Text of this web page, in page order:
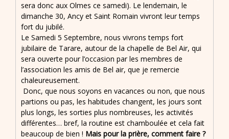
sera donc aux Olmes ce samedi). Le lendemain, le
dimanche 30, Ancy et Saint Romain vivront leur temps
fort du jubilé.
Le Samedi 5 Septembre, nous vivrons temps fort
jubilaire de Tarare, autour de la chapelle de Bel Air, qui
sera ouverte pour l’occasion par les membres de
l’association les amis de Bel air, que je remercie
chaleureusement.
Donc, que nous soyons en vacances ou non, que nous
partions ou pas, les habitudes changent, les jours sont
plus longs, les sorties plus nombreuses, les activités
différentes… bref, la routine est chamboulée et cela fait
beaucoup de bien ! Mais pour la prière, comment faire ?